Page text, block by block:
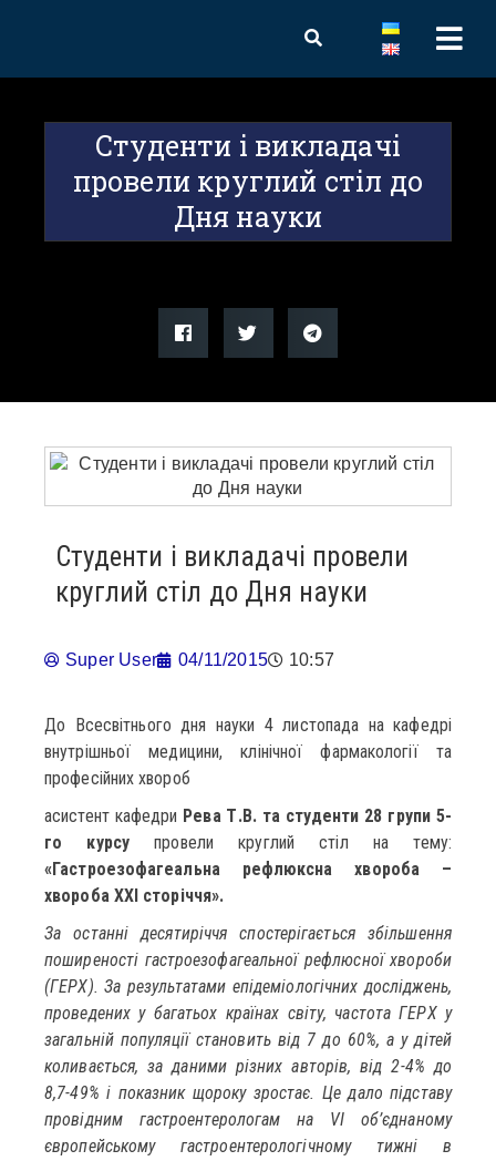
Студенти і викладачі
провели круглий стіл до
Дня науки
Студенти і викладачі провели
круглий стіл до Дня науки
Super User 04/11/2015 10:57
До Всесвітнього дня науки 4 листопада на кафедрі
внутрішньої медицини, клінічної фармакології та
професійних хвороб
асистент кафедри Рева Т.В. та студенти 28 групи 5-
го курсу провели круглий стіл на тему:
«Гастроезофагеальна рефлюксна хвороба –
хвороба ХХІ сторіччя».
За останні десятиріччя спостерігається збільшення
поширеності гастроезофагеальної рефлюсної хвороби
(ГЕРХ). За результатами епідеміологічних досліджень,
проведених у багатьох країнах світу, частота ГЕРХ у
загальній популяції становить від 7 до 60%, а у дітей
коливається, за даними різних авторів, від 2-4% до
8,7-49% і показник щороку зростає. Це дало підставу
провідним гастроентерологам на VІ об’єднаному
європейському гастроентерологічному тижні в